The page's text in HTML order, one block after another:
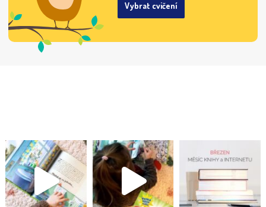
Vybrat cvičení